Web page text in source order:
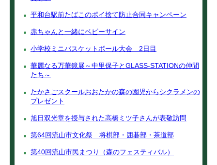
平和台駅前たばこのポイ捨て防止合同キャンペーン
赤ちゃんと一緒にベビーサイン
小学校ミニバスケットボール大会 2日目
華麗なる万華鏡展～中里保子とGLASS-STATIONの仲間
たち～
たかさごスクールおおたかの森の園児からシクラメンの
プレゼント
旭日双光章を授与された高橋ミツ子さんが表敬訪問
第64回流山市文化祭 将棋部・囲碁部・茶道部
第40回流山市民まつり（森のフェスティバル）